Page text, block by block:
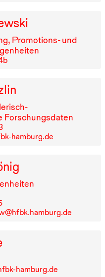
Promotions- und
Forschungsdaten
hamburg.de
hamburg.de